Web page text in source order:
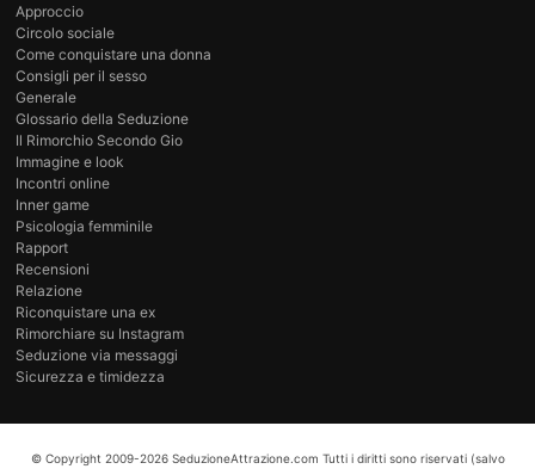
Approccio
Circolo sociale
Come conquistare una donna
Consigli per il sesso
Generale
Glossario della Seduzione
Il Rimorchio Secondo Gio
Immagine e look
Incontri online
Inner game
Psicologia femminile
Rapport
Recensioni
Relazione
Riconquistare una ex
Rimorchiare su Instagram
Seduzione via messaggi
Sicurezza e timidezza
© Copyright 2009-2026 SeduzioneAttrazione.com Tutti i diritti sono riservati (salvo